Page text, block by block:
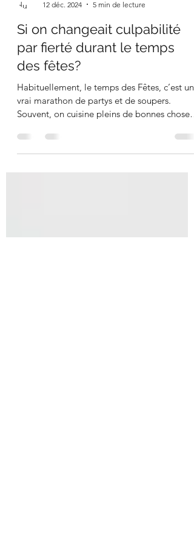
Alexanne Bolduc
12 déc. 2024
Si on changeait culpabilité
par fierté durant le temps
des fêtes?
Habituellement, le temps des Fêtes, c’est un
vrai marathon de partys et de soupers.